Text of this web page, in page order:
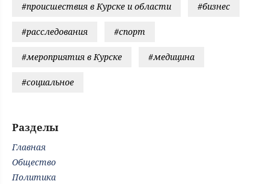
#происшествия в Курске и области #бизнес
#расследования #спорт
#мероприятия в Курске #медицина
#социальное
Разделы
Главная
Общество
Политика